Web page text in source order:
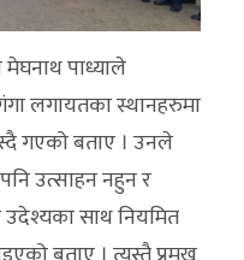
पाध्याले
लगायतका स्थानहरुमा
गएको बताए । उनले
उत्साहन नहुन र
उदेश्यका साथ नियमित